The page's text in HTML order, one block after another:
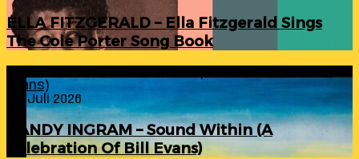
ELLA FITZGERALD – Ella Fitzgerald Sings
The Cole Porter Song Book
Evans)
24. Juli 2026
RANDY INGRAM – Sound Within (A
Celebration Of Bill Evans)